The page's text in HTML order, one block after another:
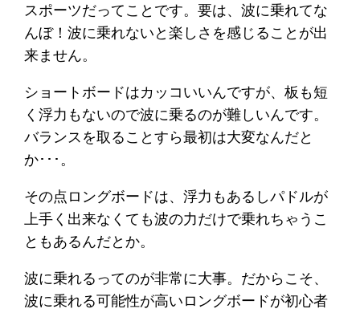
スポーツだってことです。要は、波に乗れてな
んぼ！波に乗れないと楽しさを感じることが出
来ません。
ショートボードはカッコいいんですが、板も短
く浮力もないので波に乗るのが難しいんです。
バランスを取ることすら最初は大変なんだと
か･･･。
その点ロングボードは、浮力もあるしパドルが
上手く出来なくても波の力だけで乗れちゃうこ
ともあるんだとか。
波に乗れるってのが非常に大事。だからこそ、
波に乗れる可能性が高いロングボードが初心者